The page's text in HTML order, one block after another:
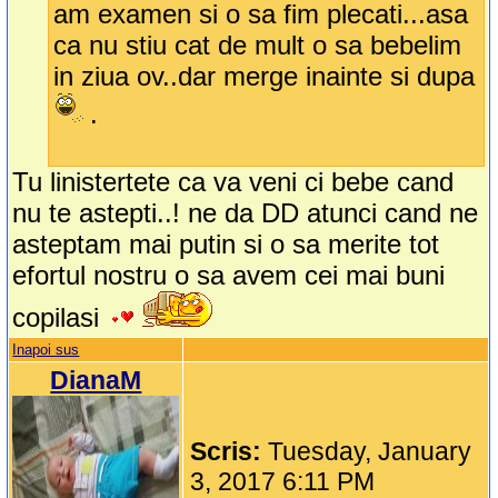
am examen si o sa fim plecati...asa
ca nu stiu cat de mult o sa bebelim
in ziua ov..dar merge inainte si dupa
.
Tu linistertete ca va veni ci bebe cand
nu te astepti..! ne da DD atunci cand ne
asteptam mai putin si o sa merite tot
efortul nostru o sa avem cei mai buni
copilasi
Inapoi sus
DianaM
Scris:Tuesday, January
3, 2017 6:11 PM